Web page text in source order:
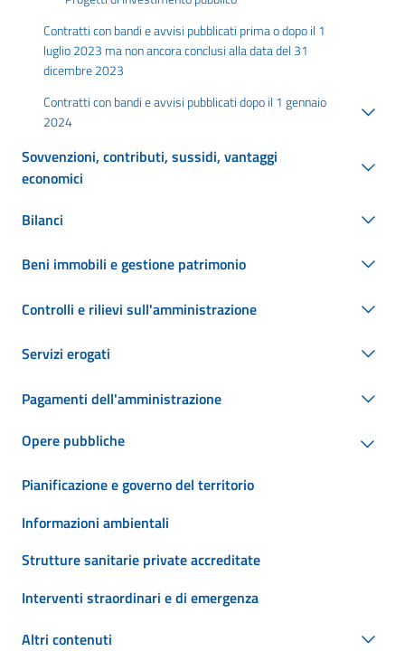
Contratti con bandi e avvisi pubblicati prima o dopo il 1
luglio 2023 ma non ancora conclusi alla data del 31
dicembre 2023
Contratti con bandi e avvisi pubblicati dopo il 1 gennaio
2024
Sovvenzioni, contributi, sussidi, vantaggi
economici
Bilanci
Beni immobili e gestione patrimonio
Controlli e rilievi sull'amministrazione
Servizi erogati
Pagamenti dell'amministrazione
Opere pubbliche
Pianificazione e governo del territorio
Informazioni ambientali
Strutture sanitarie private accreditate
Interventi straordinari e di emergenza
Altri contenuti